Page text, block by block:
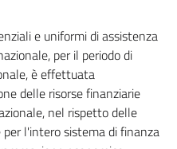
e uniformi di assistenza
per il periodo di
è effettuata
delle risorse finanziarie
nel rispetto delle
l'intero sistema di finanza